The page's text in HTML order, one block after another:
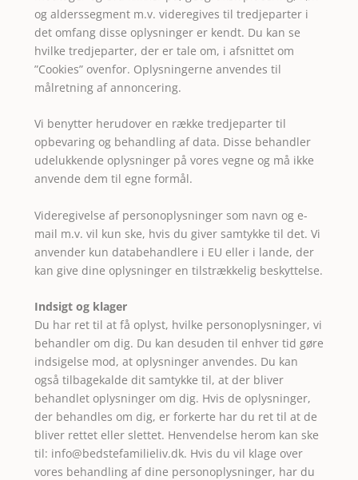
og alderssegment m.v. videregives til tredjeparter i
det omfang disse oplysninger er kendt. Du kan se
hvilke tredjeparter, der er tale om, i afsnittet om
”Cookies” ovenfor. Oplysningerne anvendes til
målretning af annoncering.
Vi benytter herudover en række tredjeparter til
opbevaring og behandling af data. Disse behandler
udelukkende oplysninger på vores vegne og må ikke
anvende dem til egne formål.
Videregivelse af personoplysninger som navn og e-
mail m.v. vil kun ske, hvis du giver samtykke til det. Vi
anvender kun databehandlere i EU eller i lande, der
kan give dine oplysninger en tilstrækkelig beskyttelse.
Indsigt og klager
Du har ret til at få oplyst, hvilke personoplysninger, vi
behandler om dig. Du kan desuden til enhver tid gøre
indsigelse mod, at oplysninger anvendes. Du kan
også tilbagekalde dit samtykke til, at der bliver
behandlet oplysninger om dig. Hvis de oplysninger,
der behandles om dig, er forkerte har du ret til at de
bliver rettet eller slettet. Henvendelse herom kan ske
til: info@bedstefamilieliv.dk. Hvis du vil klage over
vores behandling af dine personoplysninger, har du